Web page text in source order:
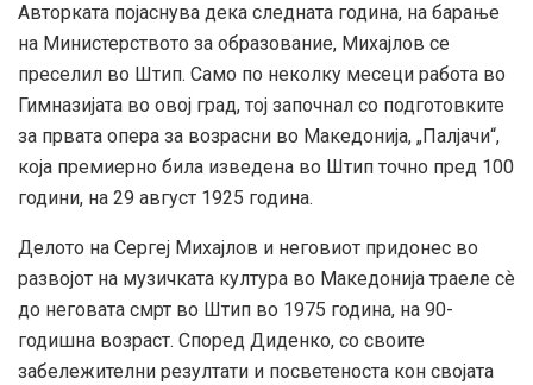
Авторката појаснува дека следната година, на барање
на Министерството за образование, Михајлов се
преселил во Штип. Само по неколку месеци работа во
Гимназијата во овој град, тој започнал со подготовките
за првата опера за возрасни во Македонија, „Палјачи“,
која премиерно била изведена во Штип точно пред 100
години, на 29 август 1925 година.
Делото на Сергеј Михајлов и неговиот придонес во
развојот на музичката култура во Македонија траеле сѐ
до неговата смрт во Штип во 1975 година, на 90-
годишна возраст. Според Диденко, со своите
забележителни резултати и посветеноста кон својата